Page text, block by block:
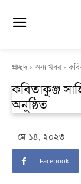
প্রচ্ছদ অন্য খবর
কবিতাকুঞ্জ
অনুষ্ঠিত
মে ১৪, ২০২৩
Facebook